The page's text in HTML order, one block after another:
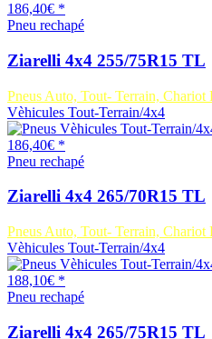
186,40€ *
Pneu rechapé
Ziarelli 4x4 255/75R15 TL
Pneus Auto, Tout- Terrain, Chariot
Vèhicules Tout-Terrain/4x4
186,40€ *
Pneu rechapé
Ziarelli 4x4 265/70R15 TL
Pneus Auto, Tout- Terrain, Chariot
Vèhicules Tout-Terrain/4x4
188,10€ *
Pneu rechapé
Ziarelli 4x4 265/75R15 TL